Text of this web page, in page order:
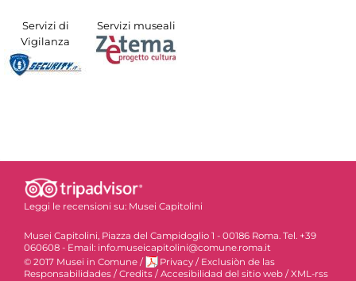
Servizi di
Vigilanza
Servizi museali
Leggi le recensioni su: Musei Capitolini
Musei Capitolini, Piazza del Campidoglio 1 - 00186 Roma. Tel. +39
060608 - Email: info.museicapitolini@comune.roma.it
© 2017 Musei in Comune / Privacy / Exclusiòn de las
Responsabilidades / Credits / Accesibilidad del sitio web / XML-rss